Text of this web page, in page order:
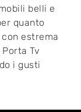
belli e
quanto
estrema
Tv
i gusti